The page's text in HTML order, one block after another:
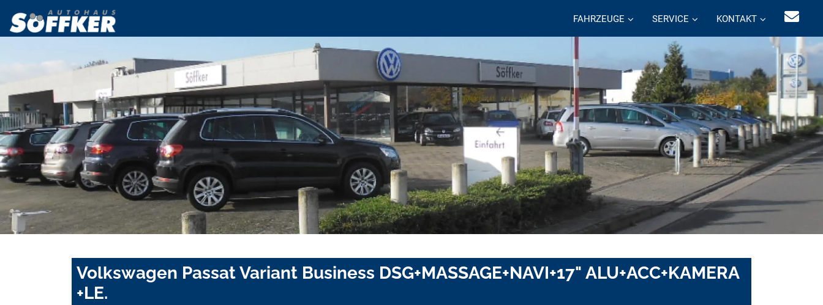
FAHRZEUGE SERVICE KONTAKT
Volkswagen Passat Variant Business DSG+MASSAGE+NAVI+17" ALU+ACC+KAMERA
+LE.